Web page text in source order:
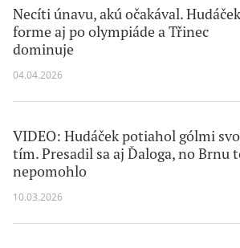
Necíti únavu, akú očakával.
forme aj po olympiáde a Třinec
dominuje
04.04.2026
VIDEO: Hudáček potiahol gólmi
tím. Presadil sa aj Ďaloga, no Brnu
nepomohlo
10.03.2026